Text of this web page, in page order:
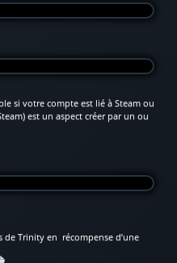
si votre compte est lié à Steam ou
est un aspect créer par un ou
de Trinity en récompense d’une